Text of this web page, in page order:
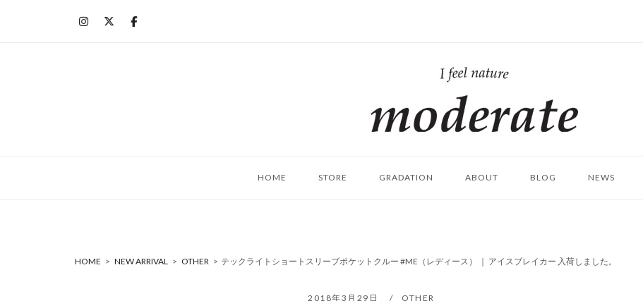
ム
HOME STORE GRADATION ABOUT BLOG NEWS
HOME > NEW ARRIVAL > OTHER > テックライトショートスリーブポケットクルー #ME（レディース） ｜ アイスブレイカー 入荷しました。
2018年3月29日 OTHER